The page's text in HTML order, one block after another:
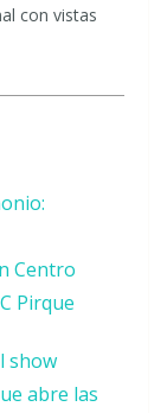
con vistas
Centro
Pirque
show
abre las